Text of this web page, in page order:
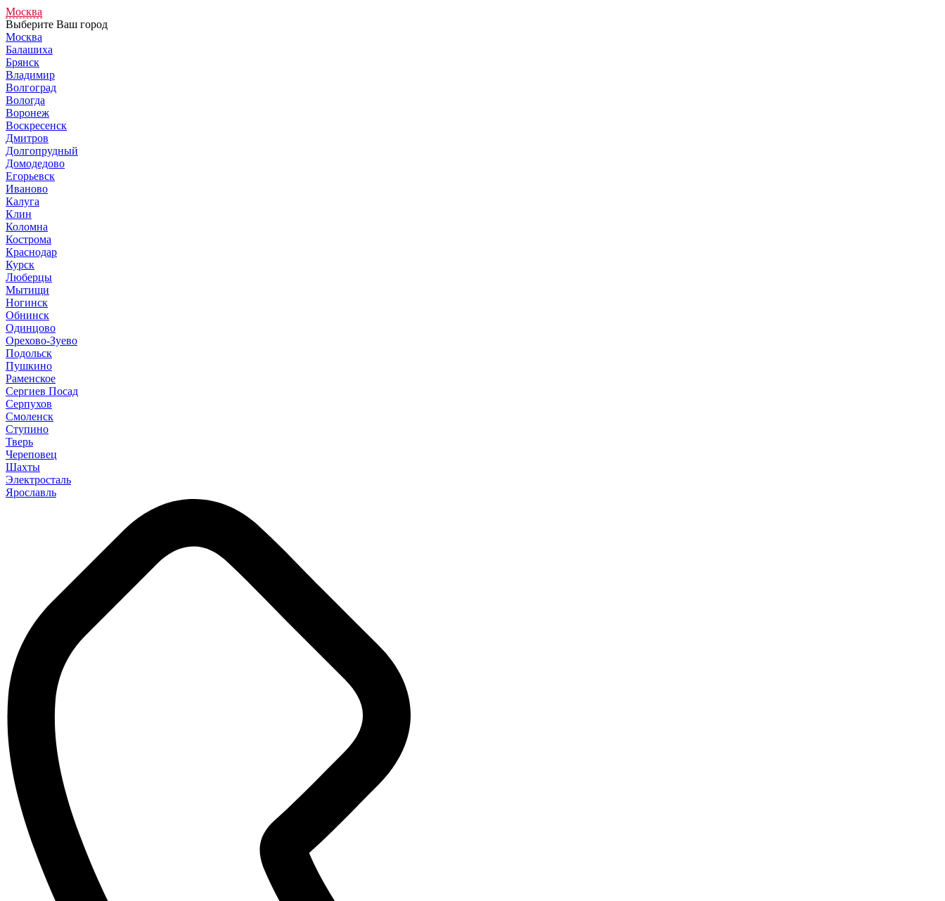
Москва
Выберите Ваш город
Москва
Балашиха
Брянск
Владимир
Волгоград
Вологда
Воронеж
Воскресенск
Дмитров
Долгопрудный
Домодедово
Егорьевск
Иваново
Калуга
Клин
Коломна
Кострома
Краснодар
Курск
Люберцы
Мытищи
Ногинск
Обнинск
Одинцово
Орехово-Зуево
Подольск
Пушкино
Раменское
Сергиев Посад
Серпухов
Смоленск
Ступино
Тверь
Череповец
Шахты
Электросталь
Ярославль